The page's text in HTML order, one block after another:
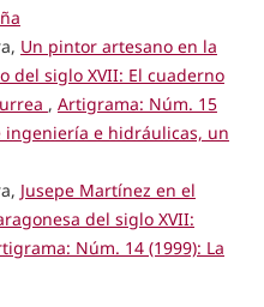
Un pintor artesano en la
del siglo XVII: El cuaderno
, Artigrama: Núm. 15
ingeniería e hidráulicas, un
Jusepe Martínez en el
del siglo XVII:
Núm. 14 (1999): La